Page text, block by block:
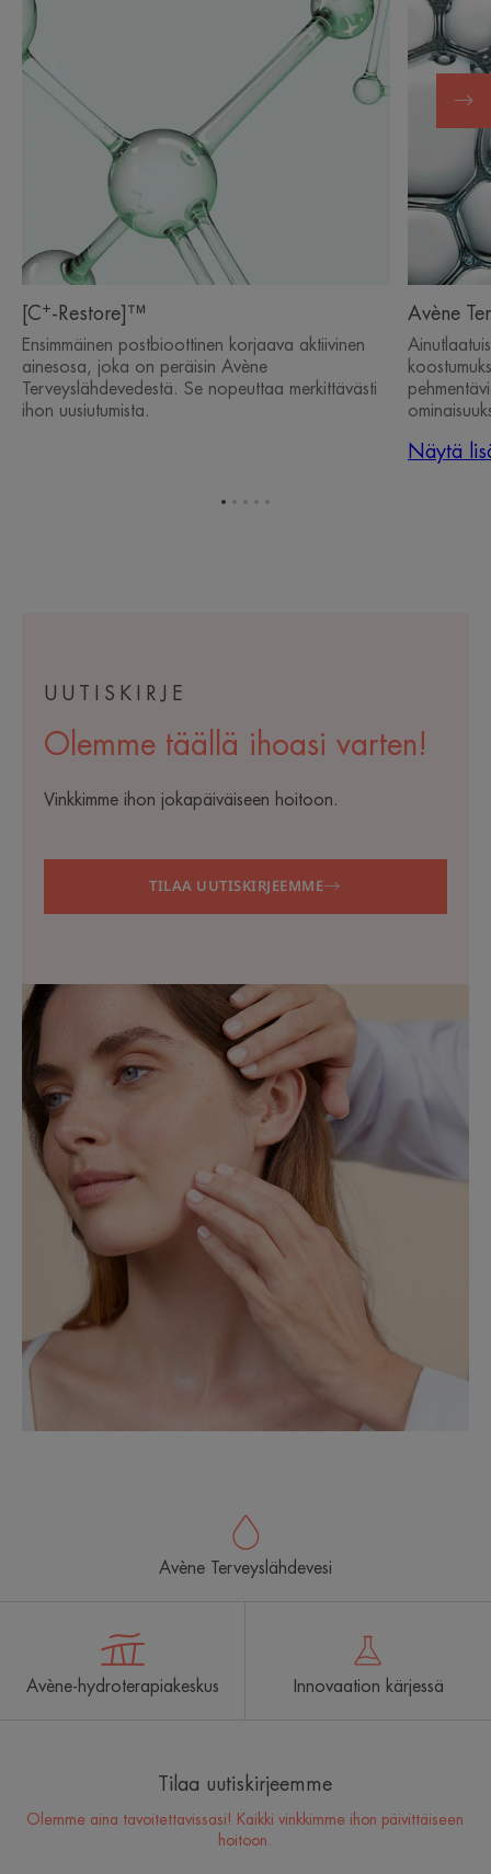
[C+-Restore]™
Ensimmäinen postbioottinen korjaava aktiivinen
ainesosa, joka on peräisin Avène
Terveyslähdevedestä. Se nopeuttaa merkittävästi
ihon uusiutumista.
Avène
Näytä
UUTISKIRJE
Olemme täällä ihoasi varten!
Vinkkimme ihon jokapäiväiseen hoitoon.
TILAA UUTISKIRJEEMME
Avène Terveyslähdevesi
Avène-hydroterapiakeskus Innovaation kärjessä
Tilaa uutiskirjeemme
Olemme aina tavoitettavissasi! Kaikki vinkkimme ihon päivittäiseen
hoitoon.